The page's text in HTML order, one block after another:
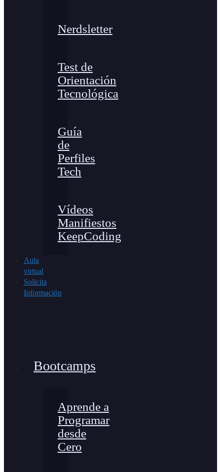
Nerdsletter
Test de
Orientación
Tecnológica
Guía
de
Perfiles
Tech
Vídeos
Manifiestos
KeepCoding
Aula
virtual
Solicita
Información
Bootcamps
Aprende a
Programar
desde
Cero